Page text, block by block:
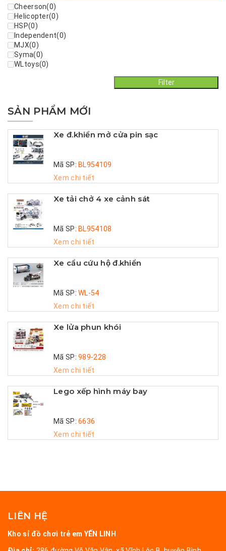
Cheerson(0)
Helicopter(0)
HSP(0)
Independent(0)
MJX(0)
Syma(0)
WLtoys(0)
Filter
SẢN PHẨM MỚI
Xe đ.khiển mở cửa pin sạc
Mã SP: BL954109
Xem chi tiết
Xe tải chở 4 xe cảnh sát
Mã SP: BL954108
Xem chi tiết
Xe cẩu cứu hộ đ.khiển
Mã SP:WL-54
Xem chi tiết
Xe lửa phun khói
Mã SP:989-228
Xem chi tiết
Lego xếp hình máy bay
Mã SP:6636
Xem chi tiết
LIÊN HỆ
Kho sỉ đồ chơi trẻ em YẾN LINH